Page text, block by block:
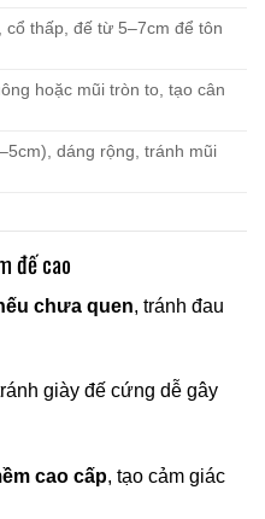
cổ thấp, đế từ 5–7cm để tôn
hoặc mũi tròn to, tạo cân
dáng rộng, tránh mũi
đế cao
chưa quen, tránh đau
giày đế cứng dễ gây
cao cấp, tạo cảm giác